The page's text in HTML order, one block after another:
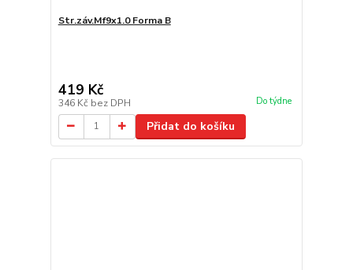
Str.záv.Mf9x1.0 Forma B
419 Kč
346 Kč bez DPH Do týdne
Přidat do košíku